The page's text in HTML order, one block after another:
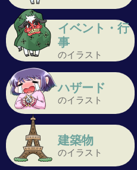
イベント・行
事
のイラスト
ハザード
のイラスト
建築物
のイラスト